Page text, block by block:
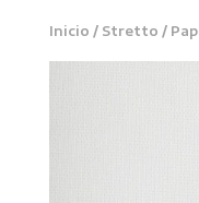
Inicio / Stretto /